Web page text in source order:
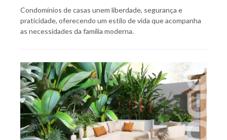
Condomínios de casas unem liberdade, segurança e
praticidade, oferecendo um estilo de vida que acompanha
as necessidades da família moderna.